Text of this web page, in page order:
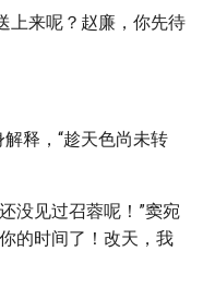
上来呢？赵廉，你先待
释，“趁天色尚未转
没见过召蓉呢！”窦宛
的时间了！改天，我